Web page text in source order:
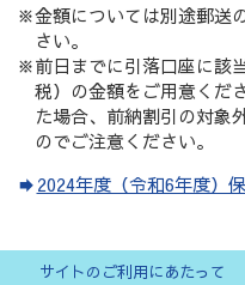
※金額については別途郵送
さい。
※前日までに引落口座に該
税）の金額をご用意くだ
た場合、前納割引の対象
のでご注意ください。
2024年度（令和6年度）
サイトのご利用にあたって